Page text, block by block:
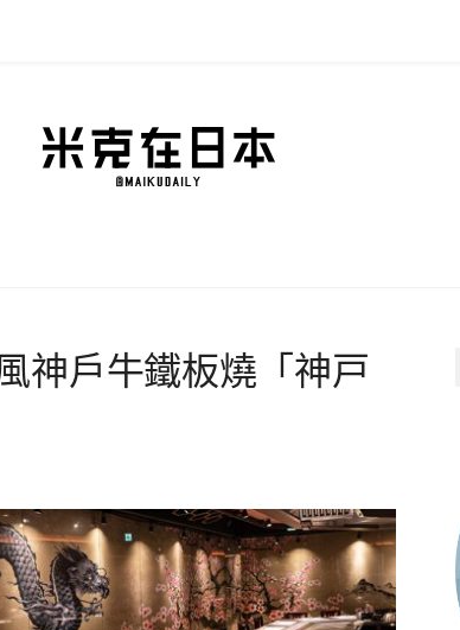
神戶牛鐵板燒「神戸